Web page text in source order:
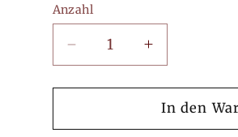
Anzahl
Verringere
die
Menge
Kundenkarten
Erhöhe
die
Menge
fürIn den